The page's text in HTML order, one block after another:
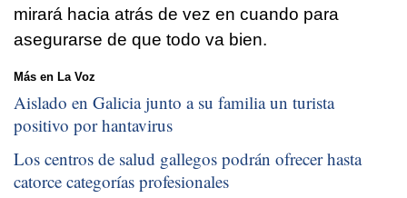
mirará hacia atrás de vez en cuando para
asegurarse de que todo va bien.
Más en La Voz
Aislado en Galicia junto a su familia un turista
positivo por hantavirus
Los centros de salud gallegos podrán ofrecer hasta
catorce categorías profesionales